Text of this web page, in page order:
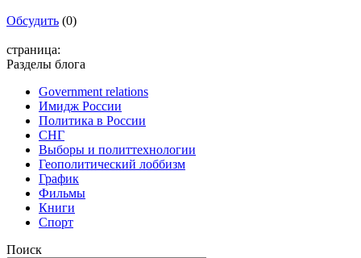
Обсудить (0)
страница:
Разделы блога
Government relations
Имидж России
Политика в России
СНГ
Выборы и политтехнологии
Геополитический лоббизм
График
Фильмы
Книги
Спорт
Поиск